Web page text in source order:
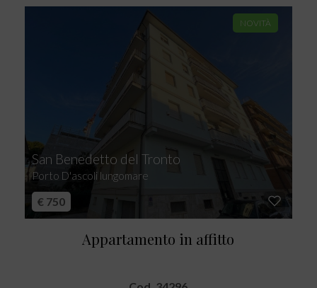
NOVITÀ
San Benedetto del Tronto
Porto D'ascoli lungomare
€ 750
Appartamento in affitto